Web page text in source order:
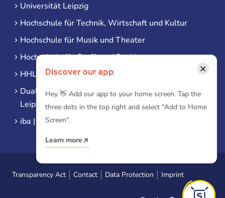
Universität Leipzig
Hochschule für Technik, Wirtschaft und Kultur
Hochschule für Musik und Theater
Hochschule für Grafik und Buchkunst
HHL Leipzig
Duale Hochschule Sachsen (DHSN) am Standort
Leipzig
iba | Campus Leipzig
Transparency Act Contact Data Protection Imprint
Discover our app ×
Hey 👋 Add our app to your home screen. Tap the
three dots in the top right and select "Add to Home
Screen".
Learn more